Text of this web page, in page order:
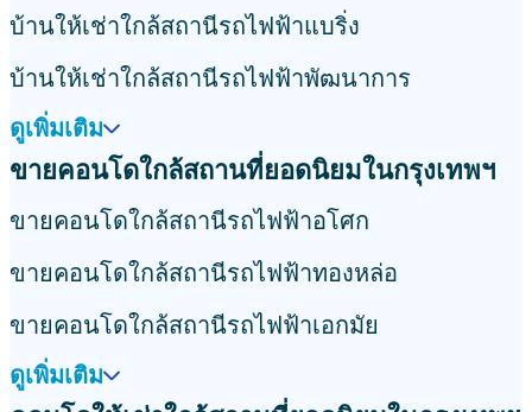
บ้านให้เช่าใกล้สถานีรถไฟฟ้าแบริ่ง
บ้านให้เช่าใกล้สถานีรถไฟฟ้าพัฒนาการ
ดูเพิ่มเติม
ขายคอนโดใกล้สถานที่ยอดนิยมในกรุงเทพฯ
ขายคอนโดใกล้สถานีรถไฟฟ้าอโศก
ขายคอนโดใกล้สถานีรถไฟฟ้าทองหล่อ
ขายคอนโดใกล้สถานีรถไฟฟ้าเอกมัย
ดูเพิ่มเติม